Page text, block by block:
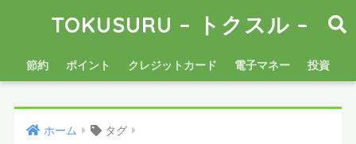
TOKUSURU – トクスル –
節約 ポイント クレジットカード 電子マネー 投資
ホーム タグ